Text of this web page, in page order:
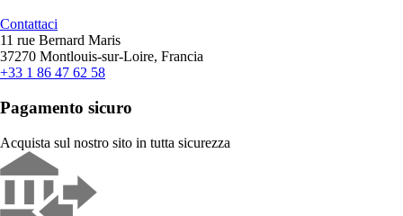
Contattaci
11 rue Bernard Maris
37270 Montlouis-sur-Loire, Francia
+33 1 86 47 62 58
Pagamento sicuro
Acquista sul nostro sito in tutta sicurezza